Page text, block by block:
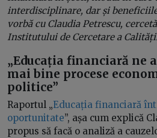
interdisciplinare, dar și
vorbă cu Claudia Petrescu,
Institutului de Cercetare a
„Educația financiară ne
mai bine procese
politice”
Raportul „Educația financiară
oportunitate”, așa cum explică
propus să facă o analiză a